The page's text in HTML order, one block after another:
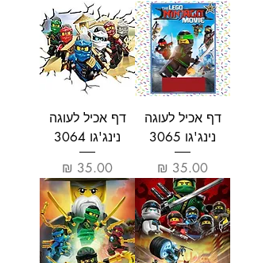
דף אכיל לעוגה
נינג'גו 3065
מחיר
דף אכיל לעוגה
נינג'גו 3064
מחיר